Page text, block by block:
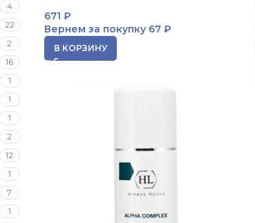
4
22
2
16
1
1
1
2
12
1
7
1
671 ₽
Вернем за покупку67 ₽
В КОРЗИНУ